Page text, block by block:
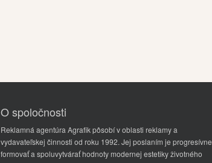
O spoločnosti
Reklamná agentúra Agrafik pôsobí v oblasti reklamy a
vydavateľskej činnosti od roku 1992. Jej poslaním je progresívne
formovať a spoluvytvárať hodnoty modernej estetiky životného